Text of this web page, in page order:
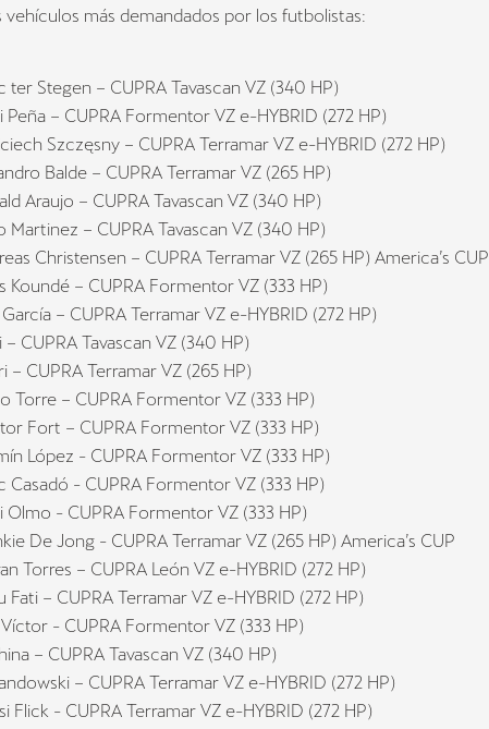
vehículos más demandados por los futbolistas:
ter Stegen – CUPRA Tavascan VZ (340 HP)
Peña – CUPRA Formentor VZ e-HYBRID (272 HP)
Szczęsny – CUPRA Terramar VZ e-HYBRID (272 HP)
Balde – CUPRA Terramar VZ (265 HP)
Araujo – CUPRA Tavascan VZ (340 HP)
Martinez – CUPRA Tavascan VZ (340 HP)
Christensen – CUPRA Terramar VZ (265 HP) America’s CUP
Koundé – CUPRA Formentor VZ (333 HP)
– CUPRA Terramar VZ e-HYBRID (272 HP)
– CUPRA Tavascan VZ (340 HP)
– CUPRA Terramar VZ (265 HP)
Torre – CUPRA Formentor VZ (333 HP)
Fort – CUPRA Formentor VZ (333 HP)
López - CUPRA Formentor VZ (333 HP)
Casadó - CUPRA Formentor VZ (333 HP)
Olmo - CUPRA Formentor VZ (333 HP)
De Jong - CUPRA Terramar VZ (265 HP) America’s CUP
Torres – CUPRA León VZ e-HYBRID (272 HP)
Fati – CUPRA Terramar VZ e-HYBRID (272 HP)
Víctor - CUPRA Formentor VZ (333 HP)
– CUPRA Tavascan VZ (340 HP)
– CUPRA Terramar VZ e-HYBRID (272 HP)
Flick - CUPRA Terramar VZ e-HYBRID (272 HP)